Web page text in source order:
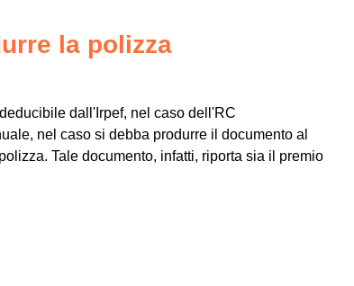
la polizza
dall'Irpef, nel caso dell'RC
nel caso si debba produrre il documento al
Tale documento, infatti, riporta sia il premio